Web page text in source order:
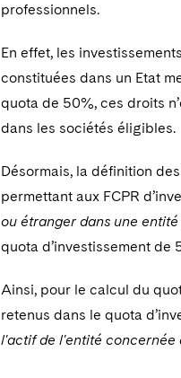
professionnels.
En effet, les
constituées dans un Etat
quota de 50%, ces droits
dans les sociétés éligibles.
Désormais, la définition
permettant aux FCPR
ou étranger dans une
quota d’investissement de
Ainsi, pour le calcul du
retenus dans le quota
l'actif de l'entité concernée